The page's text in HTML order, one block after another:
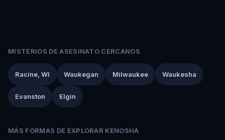
MISTERIOS DE ASESINATO CERCANOS
Racine, WI Waukegan Milwaukee Waukesha
Evanston Elgin
MÁS FORMAS DE EXPLORAR KENOSHA